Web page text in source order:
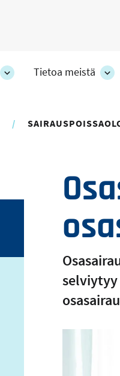
TeematTietoa meistä
selviytyy